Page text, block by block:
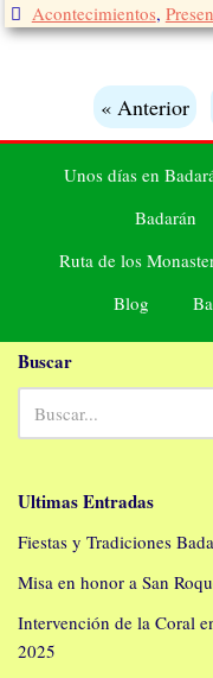
Acontecimientos,
« Anterior
Unos días en
Badarán
Ruta de los
Blog
Buscar
Ultimas Entradas
Fiestas y Tradiciones
Misa en honor a San
Intervención de la Coral
2025